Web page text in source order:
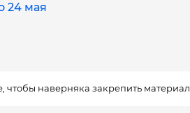
24 мая
чтобы наверняка закрепить материал.